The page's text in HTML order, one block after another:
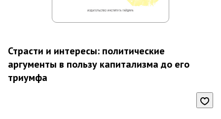
Страсти и интересы: политические
аргументы в пользу капитализма до его
триумфа